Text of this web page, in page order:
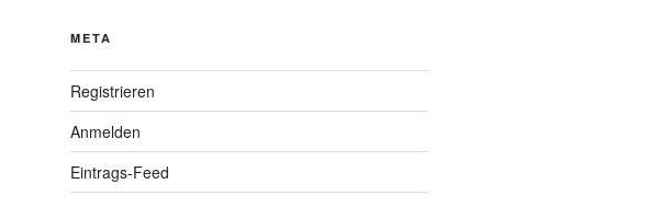
META
Registrieren
Anmelden
Eintrags-Feed